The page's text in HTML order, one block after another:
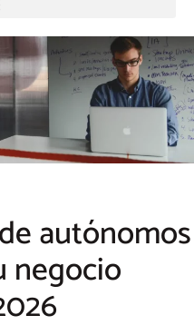
autónomos
negocio